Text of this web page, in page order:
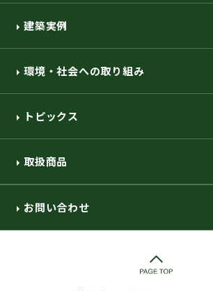
建築実例
環境・社会への取り組み
トピックス
取扱商品
お問い合わせ